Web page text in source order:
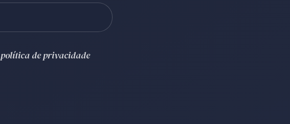
política de privacidade